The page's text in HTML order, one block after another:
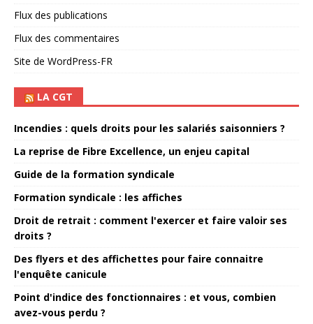
Flux des publications
Flux des commentaires
Site de WordPress-FR
LA CGT
Incendies : quels droits pour les salariés saisonniers ?
La reprise de Fibre Excellence, un enjeu capital
Guide de la formation syndicale
Formation syndicale : les affiches
Droit de retrait : comment l'exercer et faire valoir ses
droits ?
Des flyers et des affichettes pour faire connaitre
l'enquête canicule
Point d'indice des fonctionnaires : et vous, combien
avez-vous perdu ?